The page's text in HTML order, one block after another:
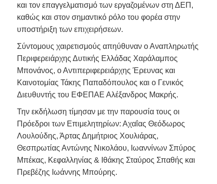
και τον επαγγελματισμό των εργαζομένων στη ΔΕΠ,
καθώς και στον σημαντικό ρόλο του φορέα στην
υποστήριξη των επιχειρήσεων.
Σύντομους χαιρετισμούς απηύθυναν ο Αναπληρωτής
Περιφερειάρχης Δυτικής Ελλάδας Χαράλαμπος
Μπονάνος, ο Αντιπεριφερειάρχης Έρευνας και
Καινοτομίας Τάκης Παπαδόπουλος και ο Γενικός
Διευθυντής του ΕΦΕΠΑΕ Αλέξανδρος Μακρής.
Την εκδήλωση τίμησαν με την παρουσία τους οι
Πρόεδροι των Επιμελητηρίων: Αχαΐας Θεόδωρος
Λουλούδης, Άρτας Δημήτριος Χουλιάρας,
Θεσπρωτίας Αντώνης Νικολάου, Ιωαννίνων Σπύρος
Μπέκας, Κεφαλληνίας & Ιθάκης Σταύρος Σπαθής και
Πρεβέζης Ιωάννης Μπούρης.